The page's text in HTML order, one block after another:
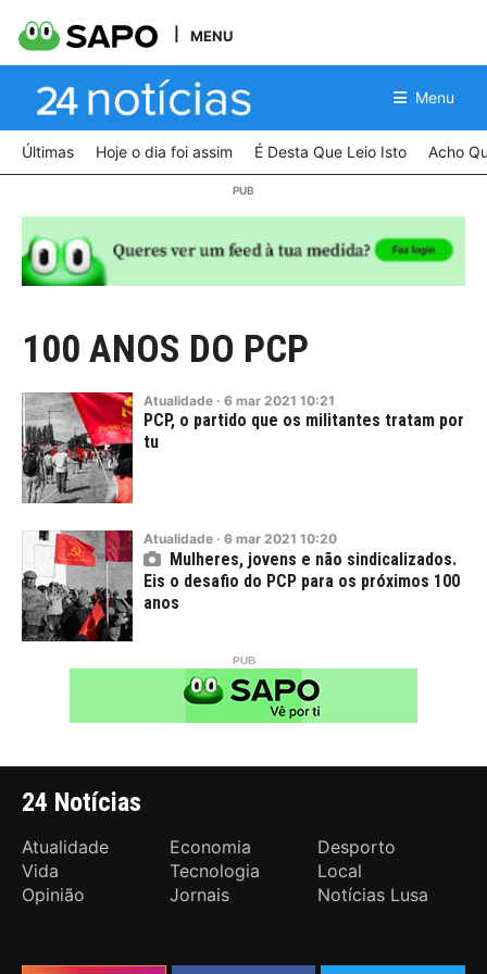
MENU
Menu
Últimas Hoje o dia foi assim É Desta Que Leio Isto Acho
100 ANOS DO PCP
Atualidade · 6 mar 2021 10:21
PCP, o partido que os militantes tratam por
tu
Atualidade · 6 mar 2021 10:20
Mulheres, jovens e não sindicalizados.
Eis o desafio do PCP para os próximos 100
anos
24 Notícias
Atualidade Economia
Desporto
Vida
Tecnologia
Local
Opinião
Jornais Notícias Lusa